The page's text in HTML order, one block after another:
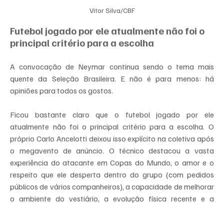
Vitor Silva/CBF
Futebol jogado por ele atualmente não foi o
principal critério para a escolha
A convocação de Neymar continua sendo o tema mais
quente da Seleção Brasileira. E não é para menos: há
opiniões para todos os gostos.
Ficou bastante claro que o futebol jogado por ele
atualmente não foi o principal critério para a escolha. O
próprio Carlo Ancelotti deixou isso explícito na coletiva após
o megavento de anúncio. O técnico destacou a vasta
experiência do atacante em Copas do Mundo, o amor e o
respeito que ele desperta dentro do grupo (com pedidos
públicos de vários companheiros), a capacidade de melhorar
o ambiente do vestiário, a evolução física recente e a